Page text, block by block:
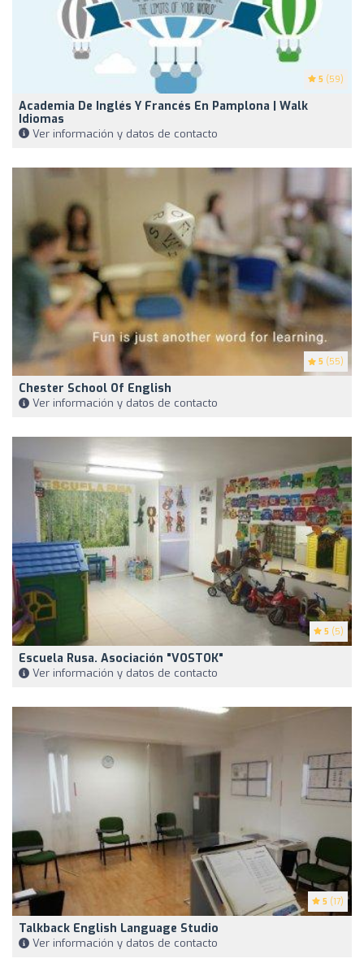
5 (59)
Academia De Inglés Y Francés En Pamplona | Walk
Idiomas
Ver información y datos de contacto
5 (55)
Chester School Of English
Ver información y datos de contacto
5 (5)
Escuela Rusa. Asociación "VOSTOK"
Ver información y datos de contacto
5 (17)
Talkback English Language Studio
Ver información y datos de contacto